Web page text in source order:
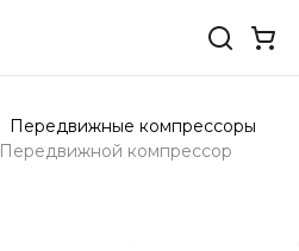
Передвижные компрессоры
Передвижной компрессор